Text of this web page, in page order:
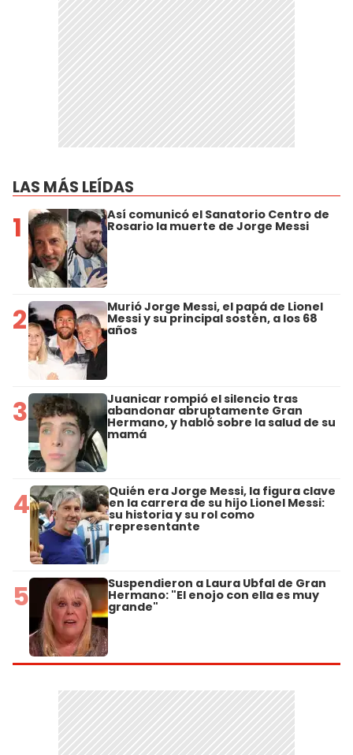
LAS MÁS LEÍDAS
1 Así comunicó el Sanatorio Centro de
Rosario la muerte de Jorge Messi
2 Murió Jorge Messi, el papá de Lionel
Messi y su principal sostén, a los 68
años
3 Juanicar rompió el silencio tras
abandonar abruptamente Gran
Hermano, y habló sobre la salud de su
mamá
4 Quién era Jorge Messi, la figura clave
en la carrera de su hijo Lionel Messi:
su historia y su rol como
representante
5 Suspendieron a Laura Ubfal de Gran
Hermano: "El enojo con ella es muy
grande"